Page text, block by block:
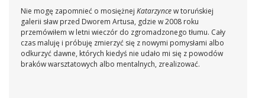
Nie mogę zapomnieć o mosiężnej Katarzyncew toruńskiej
galerii sław przed Dworem Artusa, gdzie w 2008 roku
przemówiłem w letni wieczór do zgromadzonego tłumu. Cały
czas maluję i próbuję zmierzyć się z nowymi pomysłami albo
odkurzyć dawne, których kiedyś nie udało mi się z powodów
braków warsztatowych albo mentalnych, zrealizować.